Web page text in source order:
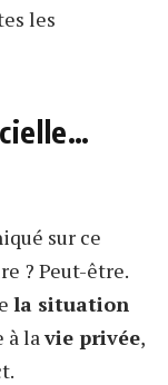
les
sur ce
? Peut-être.
la situation
à lavie privée,